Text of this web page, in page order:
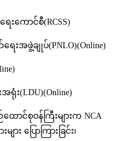
ောင်စီ(RCSS)
အဖွဲ့ချုပ်(PNLO)(Online)
င်စုဝန်ကြီးများက NCA
ပြောကြားခြင်း၊